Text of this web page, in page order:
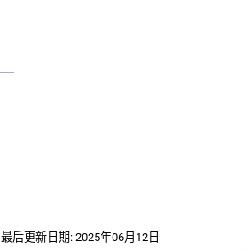
最后更新日期: 2025年06月12日